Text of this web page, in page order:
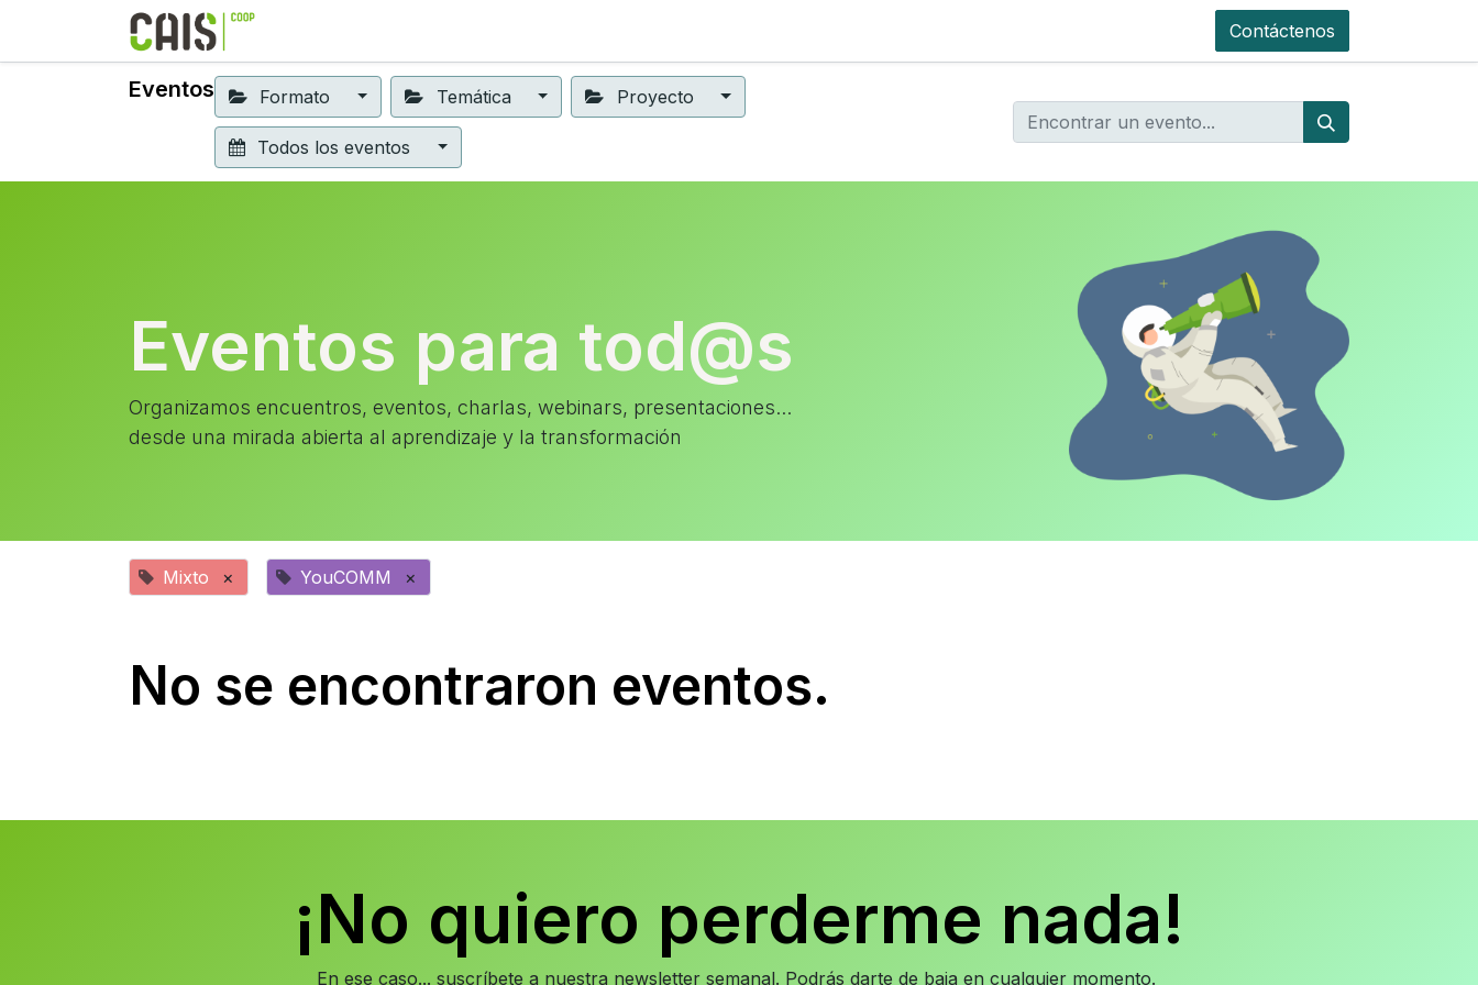
Contáctenos
Eventos Formato Temática Proyecto
Todos los eventos
Eventos para tod@s
Organizamos encuentros, eventos, charlas, webinars, presentaciones...
desde una mirada abierta al aprendizaje y la transformación
Mixto × YouCOMM ×
No se encontraron eventos.
¡No quiero perderme nada!
En ese caso... suscríbete a nuestra newsletter semanal. Podrás darte de baja en cualquier momento.